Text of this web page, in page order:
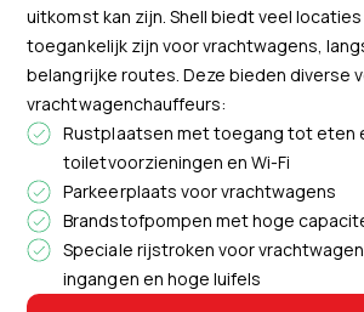
uitkomst kan zijn. Shell biedt veel
toegankelijk zijn voor vrachtwagens,
belangrijke routes. Deze bieden diverse
vrachtwagenchauffeurs:
Rustplaatsen met toegang tot eten
toiletvoorzieningen en Wi-Fi
Parkeerplaats voor vrachtwagens
Brandstofpompen met hoge
Speciale rijstroken voor
ingangen en hoge luifels